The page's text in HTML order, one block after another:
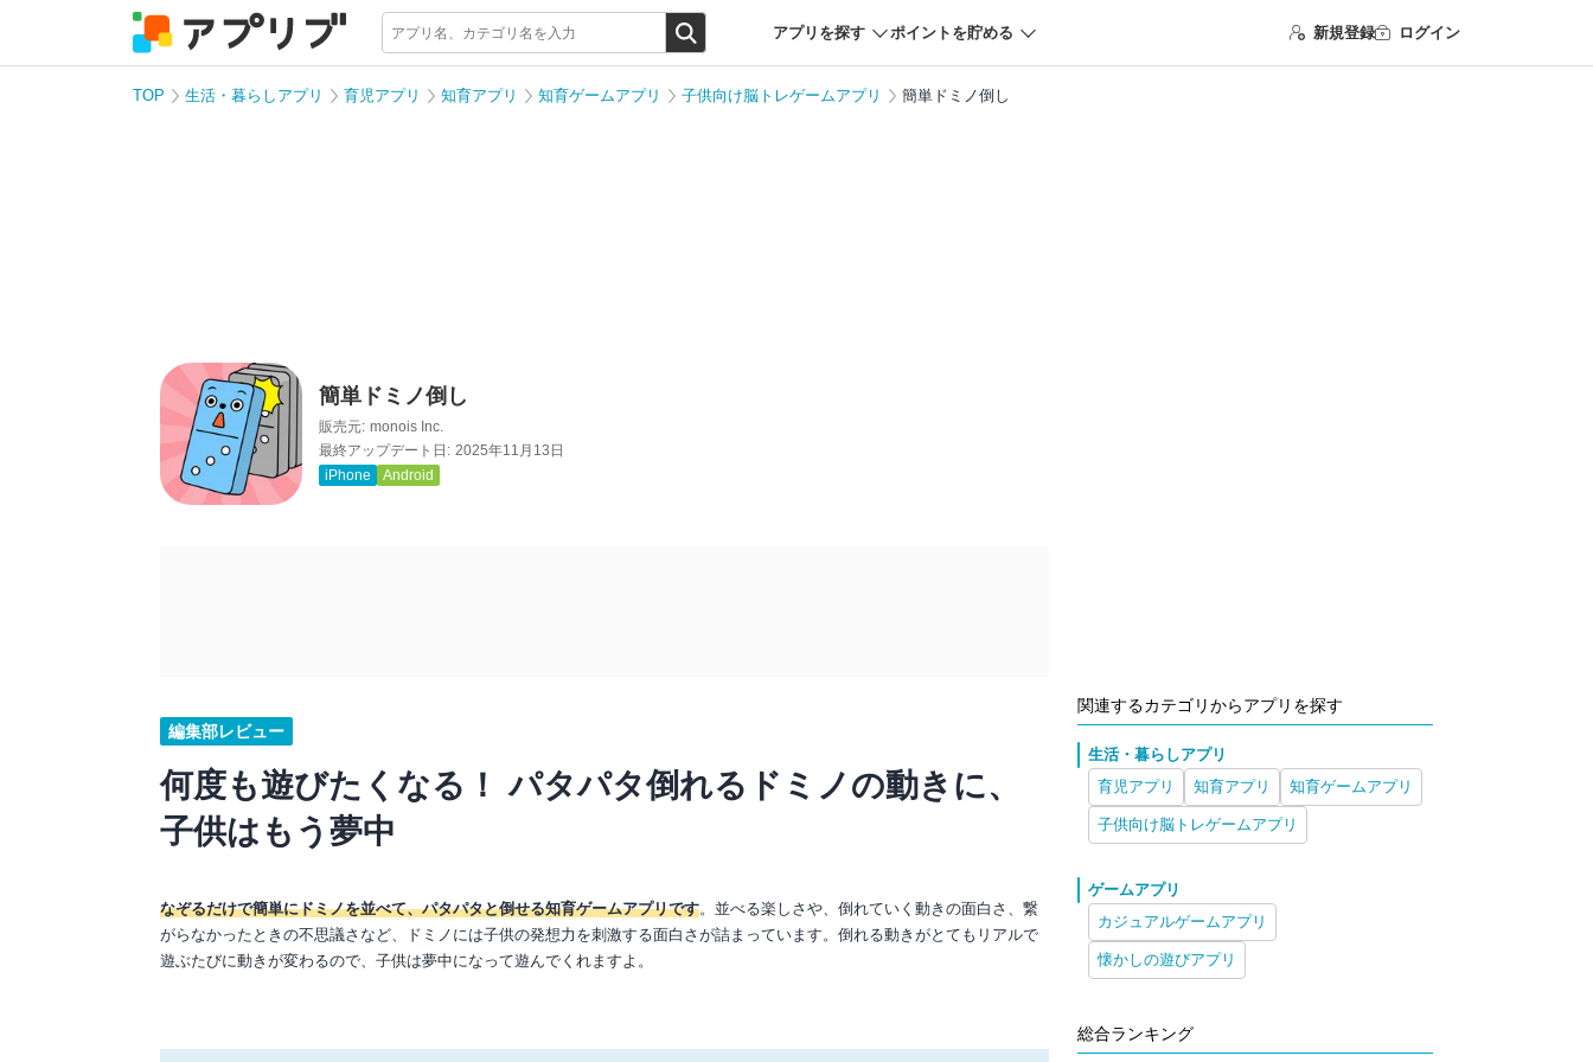
アプリを探す ポイントを貯める 新規登録 ログイン
TOP 生活・暮らしアプリ 育児アプリ 知育アプリ 知育ゲームアプリ 子供向け脳トレゲームアプリ 簡単ドミノ倒し
簡単ドミノ倒し
販売元: monois Inc.
最終アップデート日: 2025年11月13日
iPhone
Android
編集部レビュー
何度も遊びたくなる！ パタパタ倒れるドミノの動きに、
子供はもう夢中
なぞるだけで簡単にドミノを並べて、パタパタと倒せる知育ゲームアプリです。並べる楽しさや、倒れていく動きの面白さ、繋
がらなかったときの不思議さなど、ドミノには子供の発想力を刺激する面白さが詰まっています。倒れる動きがとてもリアルで
遊ぶたびに動きが変わるので、子供は夢中になって遊んでくれますよ。
関連するカテゴリからアプリを探す
生活・暮らしアプリ
育児アプリ
知育アプリ 知育ゲームアプリ
子供向け脳トレゲームアプリ
ゲームアプリ
カジュアルゲームアプリ
懐かしの遊びアプリ
総合ランキング